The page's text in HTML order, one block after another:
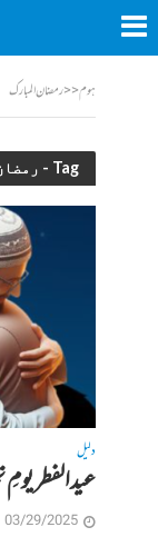
ہوم<<رمضان المبارک
Tag - رمضان المبارک
دلیل
عیدالفطر
03/29/2025